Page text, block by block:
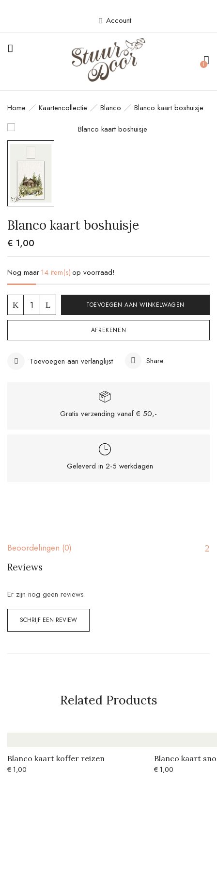
Account
1
Home Kaartencollectie Blanco Blanco kaart boshuisje
Blanco kaart boshuisje
€ 1,00
Nog maar14 item(s)op voorraad!
TOEVOEGEN AAN WINKELWAGEN
AFREKENEN
Toevoegen aan verlanglijst Share
Gratis verzending vanaf € 50,-
Geleverd in 2-5 werkdagen
Beoordelingen (0)
Reviews
Er zijn nog geen reviews.
SCHRIJF EEN REVIEW
BE THE FIRST TO REVIEW
“BLANCO KAART BOSHUISJE”
Mijn naam, e-mail en site opslaan in deze
Related Products
Blanco kaart koffer reizen
€ 1,00
Blanco kaart
€ 1,00